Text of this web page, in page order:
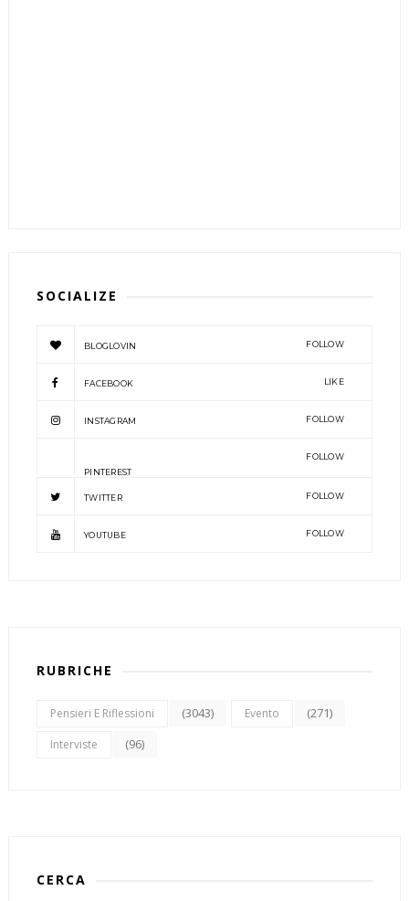
SOCIALIZE
BLOGLOVIN FOLLOW
FACEBOOK LIKE
INSTAGRAM FOLLOW
PINTEREST
FOLLOW
TWITTER FOLLOW
YOUTUBE FOLLOW
RUBRICHE
Pensieri E Riflessioni (3043) Evento (271)
Interviste (96)
CERCA